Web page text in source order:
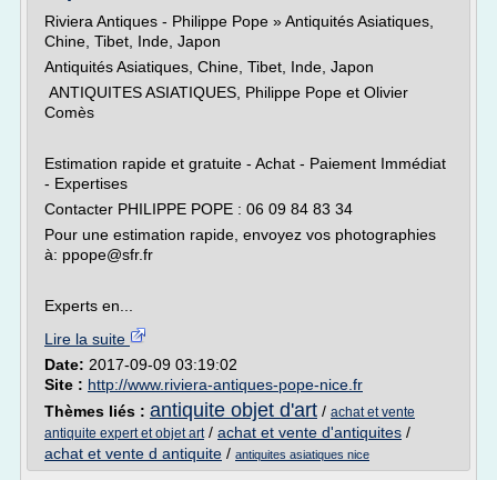
Riviera Antiques - Philippe Pope » Antiquités Asiatiques,
Chine, Tibet, Inde, Japon
Antiquités Asiatiques, Chine, Tibet, Inde, Japon
ANTIQUITES ASIATIQUES, Philippe Pope et Olivier
Comès
Estimation rapide et gratuite - Achat - Paiement Immédiat
- Expertises
Contacter PHILIPPE POPE : 06 09 84 83 34
Pour une estimation rapide, envoyez vos photographies
à: ppope@sfr.fr
Experts en...
Lire la suite
Date: 2017-09-09 03:19:02
Site : http://www.riviera-antiques-pope-nice.fr
Thèmes liés : antiquite objet d'art / achat et vente
antiquite expert et objet art/ achat et vente d'antiquites /
achat et vente d antiquite / antiquites asiatiques nice